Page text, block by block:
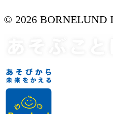
© 2026 BORNELUND